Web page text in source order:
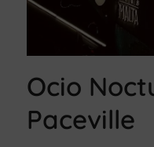
Ocio
Paceville